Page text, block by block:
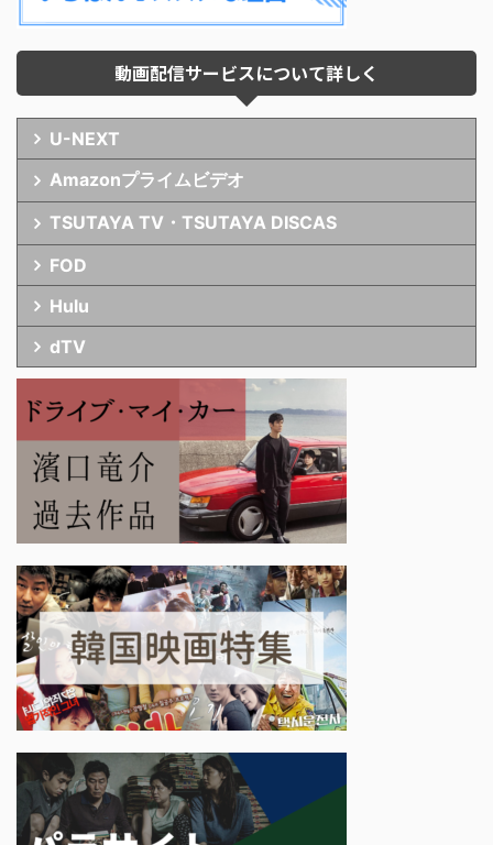
動画配信サービスについて詳しく
U-NEXT
Amazonプライムビデオ
TSUTAYA TV・TSUTAYA DISCAS
FOD
Hulu
dTV